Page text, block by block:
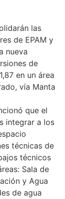
las
de EPAM y
nueva
de
en un área
vía Manta
que el
integrar a los
técnicas de
técnicos
Sala de
y Agua
de agua